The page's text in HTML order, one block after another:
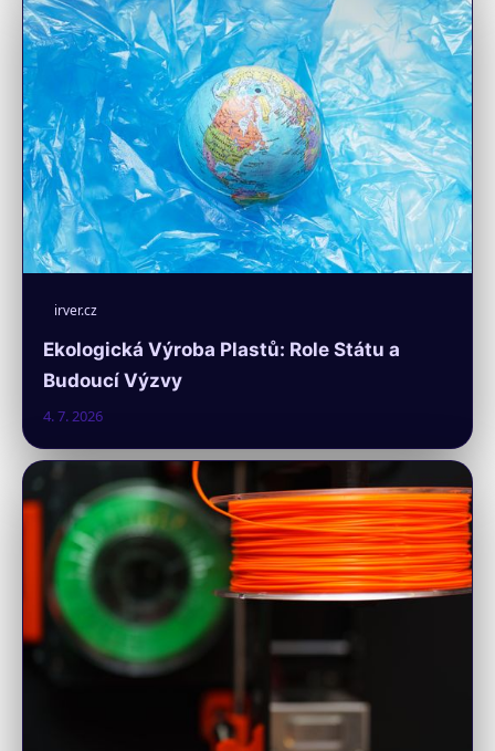
irver.cz
Ekologická Výroba Plastů: Role Státu a
Budoucí Výzvy
4. 7. 2026